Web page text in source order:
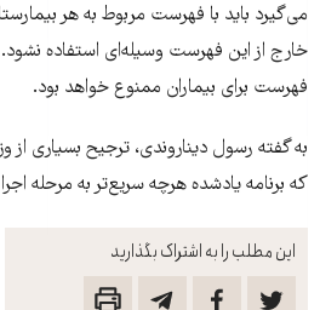
این مطلب را به اشتراک بگذارید
می‌گیرد باید با فهرست مربوط به هر
خارج از این فهرست وسیله‌ای استفاده نشود.
فهرست برای بیماران ممنوع خواهد بود.
به گفته رسول دیناروندی، ترجیح بسیاری
که برنامه یادشده هرچه‌ سریع‌تر به مرحله